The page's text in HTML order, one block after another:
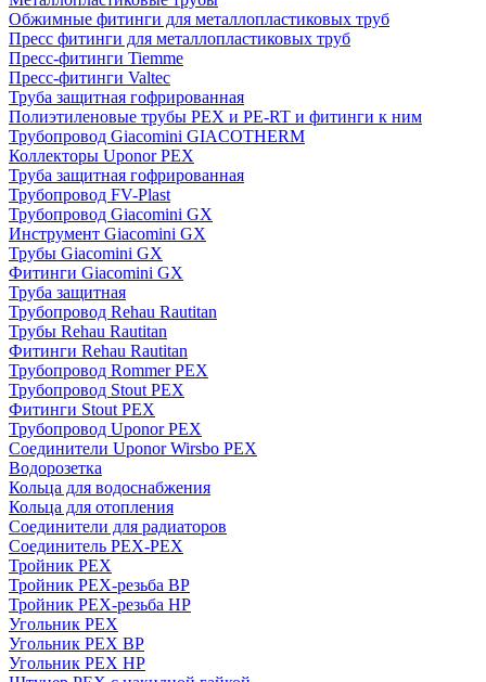
Обжимные фитинги для металлопластиковых труб
Пресс фитинги для металлопластиковых труб
Пресс-фитинги Tiemme
Пресс-фитинги Valtec
Труба защитная гофрированная
Полиэтиленовые трубы PEX и PE-RT и фитинги к ним
Трубопровод Giacomini GIACOTHERM
Коллекторы Uponor PEX
Труба защитная гофрированная
Трубопровод FV-Plast
Трубопровод Giacomini GX
Инструмент Giacomini GX
Трубы Giacomini GX
Фитинги Giacomini GX
Труба защитная
Трубопровод Rehau Rautitan
Трубы Rehau Rautitan
Фитинги Rehau Rautitan
Трубопровод Rommer PEX
Трубопровод Stout PEX
Фитинги Stout PEX
Трубопровод Uponor PEX
Соединители Uponor Wirsbo PEX
Водорозетка
Кольца для водоснабжения
Кольца для отопления
Соединители для радиаторов
Соединитель PEX-PEX
Тройник PEX
Тройник PEX-резьба ВР
Тройник PEX-резьба НР
Угольник PEX
Угольник PEX ВР
Угольник PEX НР